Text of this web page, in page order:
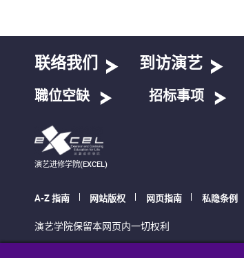
联络我们 到访演艺
職位空缺 招标事项
演艺进修学院(EXCEL)
A-Z 指南 网站版权 网页指南 私隐条例
演艺学院保留本网页内一切权利